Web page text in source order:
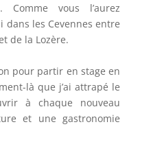
vous l’aurez
dans les Cevennes entre
de la Lozère.
pour partir en stage en
là que j’ai attrapé le
à chaque nouveau
et une gastronomie